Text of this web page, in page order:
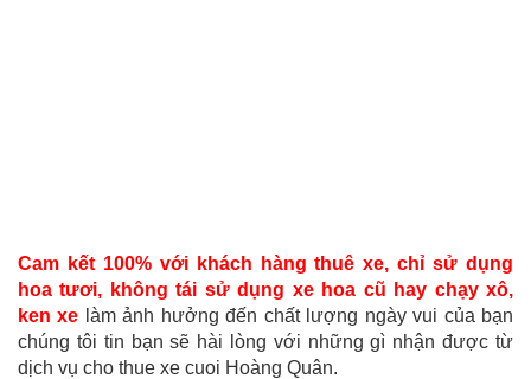
Cam kết 100% với khách hàng thuê xe, chỉ sử dụng
hoa tươi, không tái sử dụng xe hoa cũ hay chạy xô,
ken xe làm ảnh hưởng đến chất lượng ngày vui của bạn
chúng tôi tin bạn sẽ hài lòng với những gì nhận được từ
dịch vụ cho thue xe cuoi Hoàng Quân.